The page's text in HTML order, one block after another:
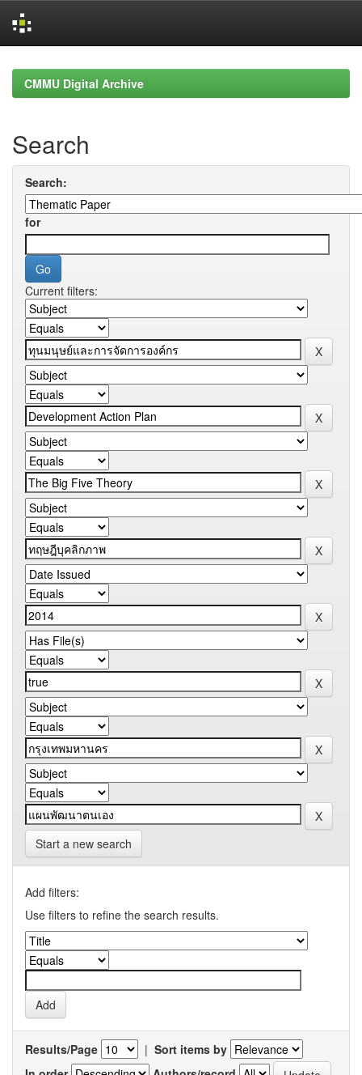
navigationCMMU Digital Archive
Search
Search:
for
Current filters:
Start a new search
Add filters:
Use filters to refine the search results.
Results/Page | Sort items by